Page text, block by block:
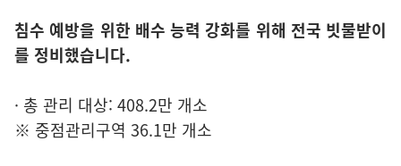
침수 예방을 위한 배수 능력 강화를 위해 전국 빗물받이
를 정비했습니다.
· 총 관리 대상: 408.2만 개소
※ 중점관리구역 36.1만 개소